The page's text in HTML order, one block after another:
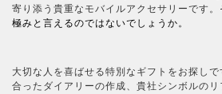
寄り添う貴重なモバイルアクセサリーです。
極みと言えるのではないでしょうか。
大切な人を喜ばせる特別なギフトをお探し
合ったダイアリーの作成、貴社シンボルのリ